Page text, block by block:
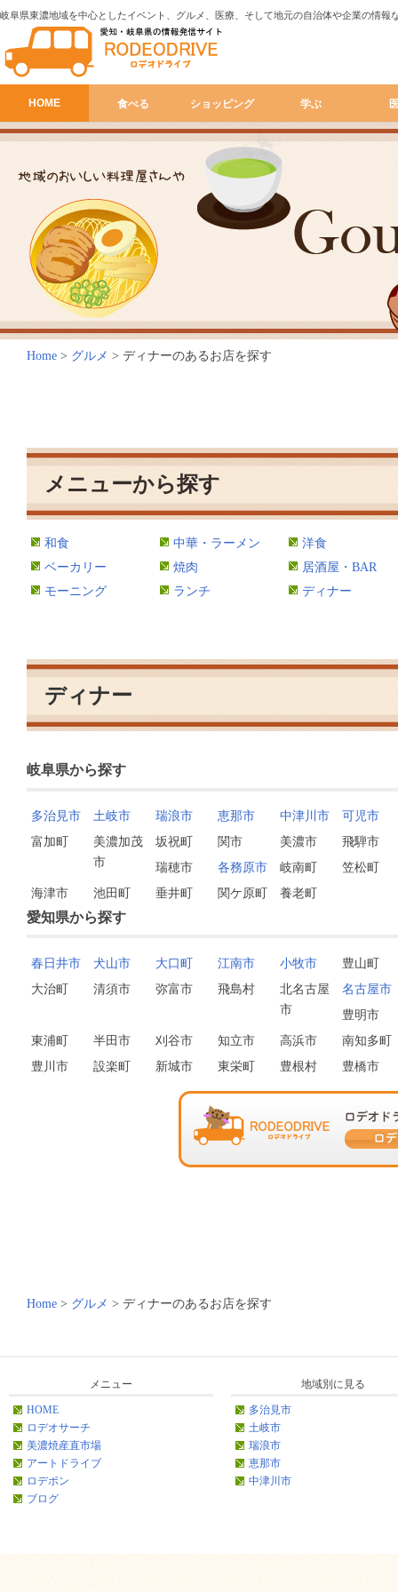
岐阜県東濃地域を中心としたイベント、グルメ、医療、そして地元の自治体や企業の情報
HOME 食べる ショッピング 学ぶ
Home > グルメ > ディナーのあるお店を探す
メニューから探す
和食 中華・ラーメン
洋食
ベーカリー
焼肉
居酒屋・BAR
モーニング
ランチ ディナー
ディナー
岐阜県から探す
多治見市 土岐市 瑞浪市 恵那市 中津川市
可児市
富加町
美濃加茂
市
坂祝町 関市 美濃市
飛騨市
瑞穂市
各務原市 岐南町
笠松町
海津市
池田町 垂井町 関ケ原町 養老町
愛知県から探す
春日井市 犬山市 大口町 江南市 小牧市
豊山町
大治町
清須市 弥富市 飛島村
北名古屋
市
名古屋市
豊明市
東浦町
半田市 刈谷市 知立市 高浜市
南知多町
豊川市
設楽町 新城市 東栄町 豊根村 豊橋市
Home > グルメ > ディナーのあるお店を探す
メニュー
HOME
ロデオサーチ
美濃焼産直市場
アートドライブ
ロデポン
ブログ
地域別に見る
多治見市
土岐市
瑞浪市
恵那市
中津川市